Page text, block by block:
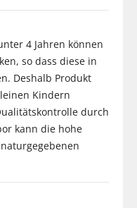
4 Jahren können
so dass diese in
Deshalb Produkt
Kindern
durch
kann die hohe